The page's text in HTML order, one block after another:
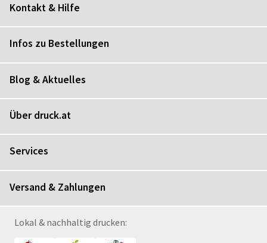
Kontakt & Hilfe
Infos zu Bestellungen
Blog & Aktuelles
Über druck.at
Services
Versand & Zahlungen
Lokal & nachhaltig drucken: